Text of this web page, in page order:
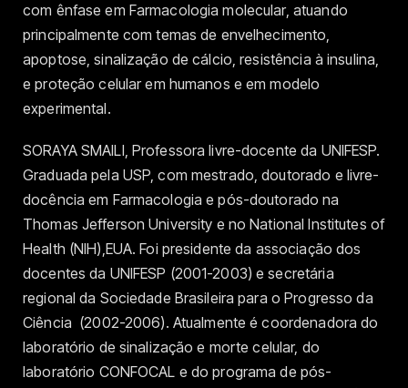
com ênfase em Farmacologia molecular, atuando
principalmente com temas de envelhecimento,
apoptose, sinalização de cálcio, resistência à insulina,
e proteção celular em humanos e em modelo
experimental.
SORAYA SMAILI, Professora livre-docente da UNIFESP.
Graduada pela USP, com mestrado, doutorado e livre-
docência em Farmacologia e pós-doutorado na
Thomas Jefferson University e no National Institutes of
Health (NIH),EUA. Foi presidente da associação dos
docentes da UNIFESP (2001-2003) e secretária
regional da Sociedade Brasileira para o Progresso da
Ciência (2002-2006). Atualmente é coordenadora do
laboratório de sinalização e morte celular, do
laboratório CONFOCAL e do programa de pós-